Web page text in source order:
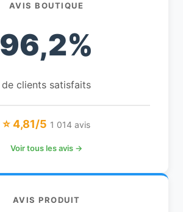
AVIS BOUTIQUE
96,2%
de clients satisfaits
⭐ 4,81/5 1 014 avis
Voir tous les avis →
AVIS PRODUIT